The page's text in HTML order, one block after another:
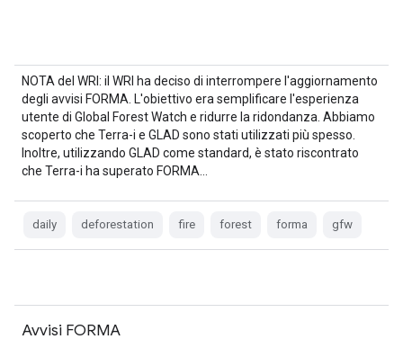
NOTA del WRI: il WRI ha deciso di interrompere l'aggiornamento
degli avvisi FORMA. L'obiettivo era semplificare l'esperienza
utente di Global Forest Watch e ridurre la ridondanza. Abbiamo
scoperto che Terra-i e GLAD sono stati utilizzati più spesso.
Inoltre, utilizzando GLAD come standard, è stato riscontrato
che Terra-i ha superato FORMA…
daily deforestation fire forest forma gfw
Avvisi FORMA